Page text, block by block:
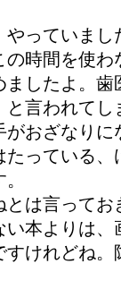
っていま
時間を使
したよ。
言われて
おざなり
っている
は言って
本よりは
けれどね